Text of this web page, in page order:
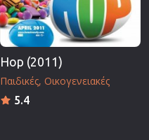
Hop (2011)
Παιδικές Οικογενειακές
5.4